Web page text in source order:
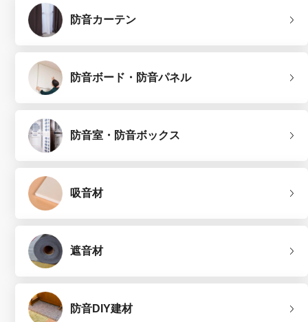
防音カーテン
防音ボード・防音パネル
防音室・防音ボックス
吸音材
遮音材
防音DIY建材